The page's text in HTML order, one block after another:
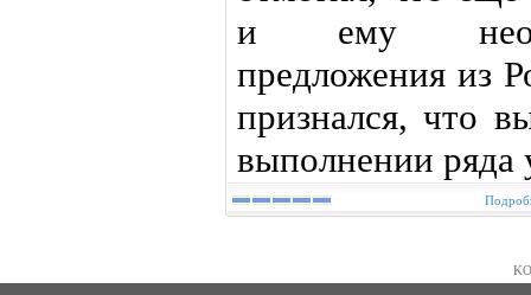
и ему
предложения из
признался, что
выполнении ряда